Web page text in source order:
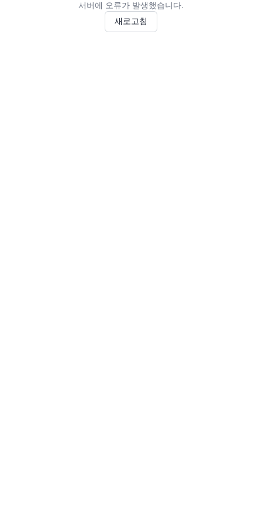
서버에 오류가 발생했습니다.
새로고침